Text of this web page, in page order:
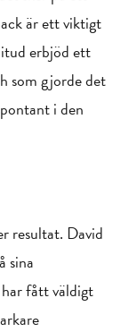
är ett viktigt
erbjöd ett
som gjorde det
i den
resultat. David
sina
fått väldigt